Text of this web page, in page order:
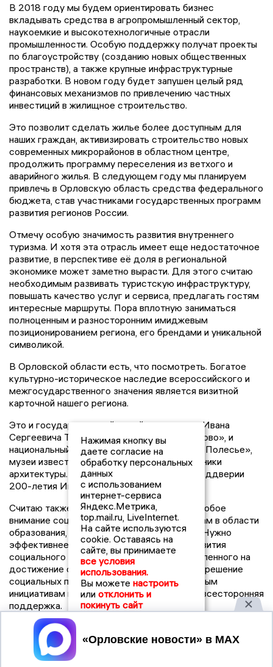
В 2018 году мы будем ориентировать бизнес
вкладывать средства в агропромышленный сектор,
наукоемкие и высокотехнологичные отрасли
промышленности. Особую поддержку получат проекты
по благоустройству (созданию новых общественных
пространств), а также крупные инфраструктурные
разработки. В новом году будет запушен целый ряд
финансовых механизмов по привлечению частных
инвестиций в жилищное строительство.
Это позволит сделать жилье более доступным для
наших граждан, активизировать строительство новых
современных микрорайонов в областном центре,
продолжить программу переселения из ветхого и
аварийного жилья. В следующем году мы планируем
привлечь в Орловскую область средства федерального
бюджета, став участниками государственных программ
развития регионов России.
Отмечу особую значимость развития внутреннего
туризма. И хотя эта отрасль имеет еще недостаточное
развитие, в перспективе её доля в региональной
экономике может заметно вырасти. Для этого считаю
необходимым развивать туристскую инфраструктуру,
повышать качество услуг и сервиса, предлагать гостям
интересные маршруты. Пора вплотную заниматься
полноценным и разносторонним имиджевым
позиционированием региона, его брендами и уникальной
символикой.
В Орловской области есть, что посмотреть. Богатое
культурно-историческое наследие всероссийского и
межгосударственного значения является визитной
карточной нашего региона.
Это и государственный музей-заповедник Ивана
Сергеевича Тургенева «Спасское-Лутовиново», и
национальный природный парк «Орловское Полесье»,
музеи известных русских писателей, памятники
архитектуры. Это особенно актуально в преддверии
200-летия Ивана Сергеевича Тургенева.
Считаю также, что нам следует уделить особое
внимание социальным проектам: инициативам в области
образования, здравоохранения и культуры. Нужно
эффективнее использовать механизмы развития
социального предпринимательства, направленного на
достижение общественно полезных целей, решение
социальных проблем в обществе. Социальным
инициативам и инвестициям будет оказана всесторонняя
поддержка.
В 2018 году мы будем развивать наметившуюся
положительную тенденцию роста открытости власти,
обеспечения доступа к информации о деятельности
всех государственных органов. Публичным должно
Нажимая кнопку вы
даете согласие на
обработку персональных
данных
с использованием
интернет-сервиса
Яндекс.Метрика,
top.mail.ru, LiveInternet.
На сайте используются
cookie. Оставаясь на
сайте, вы принимаете
все условия
использования.
Вы можете настроить
или отклонить и
покинуть сайт
Принять